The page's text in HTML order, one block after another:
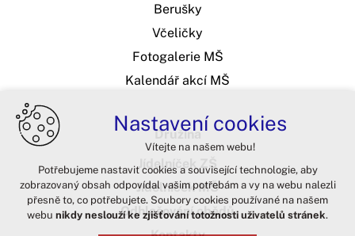
Berušky
Včeličky
Fotogalerie MŠ
Kalendář akcí MŠ
Družina
Jídelníček ZŠ
Jídelníček MŠ
Odhlašování obědů
Nastavení cookies
Vítejte na našem webu!
Potřebujeme nastavit cookies a související technologie, aby
zobrazovaný obsah odpovídal vašim potřebám a vy na webu nalezli
přesně to, co potřebujete. Soubory cookies používané na našem
webu nikdy neslouží ke zjišťování totožnosti uživatelů stránek.